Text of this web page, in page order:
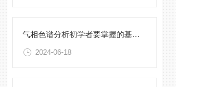
气相色谱分析初学者要掌握的基础知识
2024-06-18